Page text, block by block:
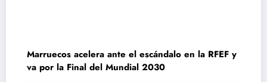
Marruecos acelera ante el escándalo en la RFEF y
va por la Final del Mundial 2030